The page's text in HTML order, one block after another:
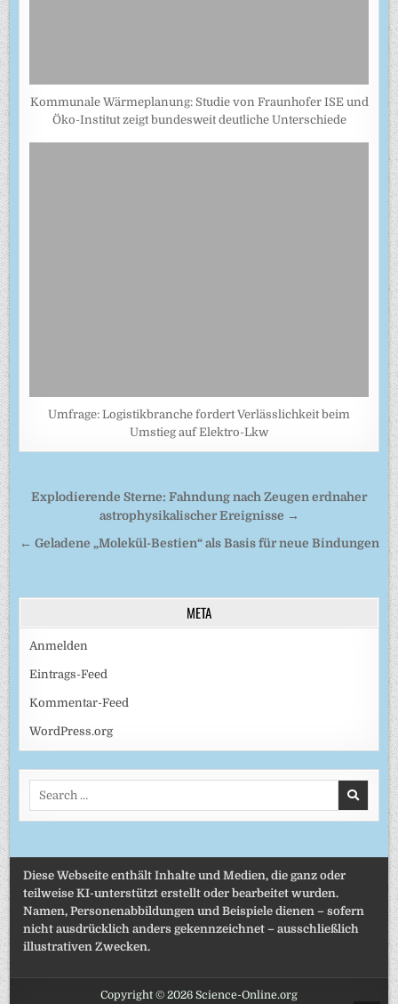
Kommunale Wärmeplanung: Studie von Fraunhofer ISE und
Öko-Institut zeigt bundesweit deutliche Unterschiede
Umfrage: Logistikbranche fordert Verlässlichkeit beim
Umstieg auf Elektro-Lkw
Beitragsnavigation
Explodierende Sterne: Fahndung nach Zeugen erdnaher
astrophysikalischer Ereignisse →
← Geladene „Molekül-Bestien“ als Basis für neue Bindungen
META
Anmelden
Eintrags-Feed
Kommentar-Feed
WordPress.org
Search
Diese Webseite enthält Inhalte und Medien, die ganz oder
teilweise KI-unterstützt erstellt oder bearbeitet wurden.
Namen, Personenabbildungen und Beispiele dienen – sofern
nicht ausdrücklich anders gekennzeichnet – ausschließlich
illustrativen Zwecken.
Copyright © 2026 Science-Online.org